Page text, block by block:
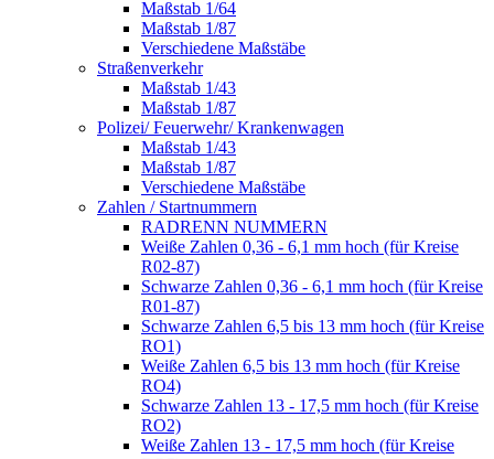
Maßstab 1/64
Maßstab 1/87
Verschiedene Maßstäbe
Straßenverkehr
Maßstab 1/43
Maßstab 1/87
Polizei/ Feuerwehr/ Krankenwagen
Maßstab 1/43
Maßstab 1/87
Verschiedene Maßstäbe
Zahlen / Startnummern
RADRENN NUMMERN
Weiße Zahlen 0,36 - 6,1 mm hoch (für Kreise
R02-87)
Schwarze Zahlen 0,36 - 6,1 mm hoch (für Kreise
R01-87)
Schwarze Zahlen 6,5 bis 13 mm hoch (für Kreise
RO1)
Weiße Zahlen 6,5 bis 13 mm hoch (für Kreise
RO4)
Schwarze Zahlen 13 - 17,5 mm hoch (für Kreise
RO2)
Weiße Zahlen 13 - 17,5 mm hoch (für Kreise